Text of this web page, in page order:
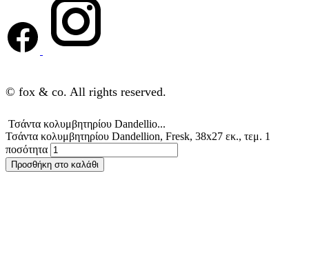
© fox & co. All rights reserved.
Τσάντα κολυμβητηρίου Dandellio...
Τσάντα κολυμβητηρίου Dandellion, Fresk, 38x27 εκ., τεμ. 1
ποσότητα
Προσθήκη στο καλάθι